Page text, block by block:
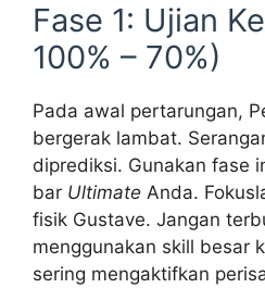
Fase 1: Ujian
100% – 70%)
Pada awal pertarungan,
bergerak lambat.
diprediksi. Gunakan fase
bar Ultimate Anda.
fisik Gustave. Jangan
menggunakan skill besar
sering mengaktifkan